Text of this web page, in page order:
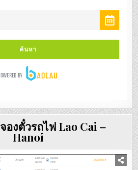
จองตั๋วรถไฟ Lao Cai –
Hanoi